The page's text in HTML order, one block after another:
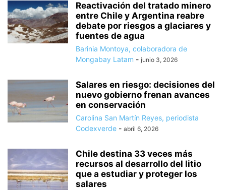
Reactivación del tratado minero
entre Chile y Argentina reabre
debate por riesgos a glaciares y
fuentes de agua
Barinia Montoya, colaboradora de
Mongabay Latam - junio 3, 2026
Salares en riesgo: decisiones del
nuevo gobierno frenan avances
en conservación
Carolina San Martín Reyes, periodista
Codexverde - abril 6, 2026
Chile destina 33 veces más
recursos al desarrollo del litio
que a estudiar y proteger los
salares